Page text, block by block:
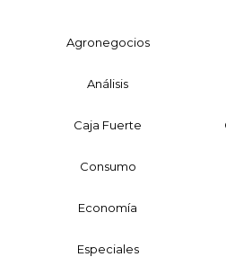
Agronegocios
Análisis
Caja Fuerte
Consumo
Economía
Especiales